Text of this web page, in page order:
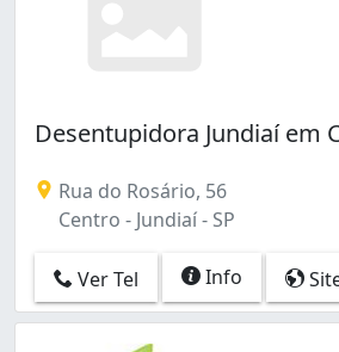
Desentupidora Jundiaí em
Rua do Rosário, 56
Centro - Jundiaí - SP
Ver Tel Info